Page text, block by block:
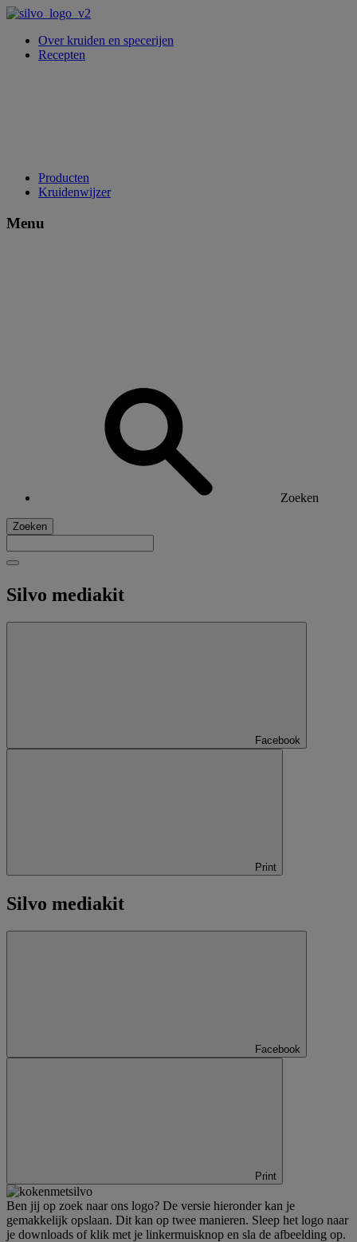
Over kruiden en specerijen
Recepten
Producten
Kruidenwijzer
Menu
Zoeken
Zoeken
Silvo mediakit
Facebook
Print
Silvo mediakit
Facebook
Print
Ben jij op zoek naar ons logo? De versie hieronder kan je
gemakkelijk opslaan. Dit kan op twee manieren. Sleep het logo naar
je downloads of klik met je linkermuisknop en sla de afbeelding op.